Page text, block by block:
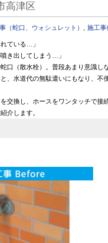
高津区
（蛇口、ウォシュレット） , 施工事
ている…」
き出してしまう…」
口（散水栓）。普段あまり意識し
、水道代の無駄遣いにもなり、不
交換し、ホースをワンタッチで接
介します。